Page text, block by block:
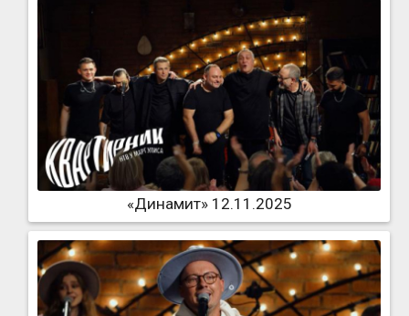
«Динамит» 12.11.2025